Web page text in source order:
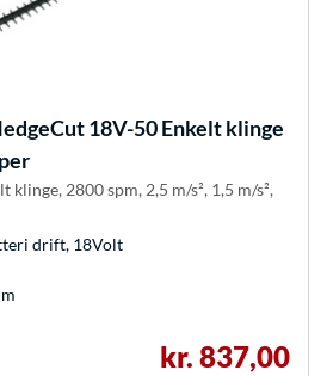
18V-50 Enkelt klinge
klinge, 2800 spm, 2,5 m/s², 1,5 m/s²,
drift, 18Volt
kr. 837,00